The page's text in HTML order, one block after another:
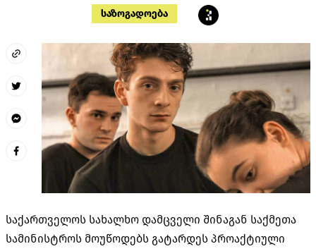
საზოგადოება
საქართველოს სახალხო დამცველი შინაგან საქმეთა
სამინისტროს მოუწოდებს გატარდეს პროაქტიული